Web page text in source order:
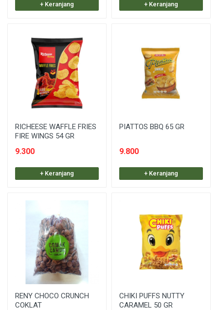
+ Keranjang + Keranjang
RICHEESE WAFFLE FRIES
FIRE WINGS 54 GR
9.300
+ Keranjang
PIATTOS BBQ 65 GR
9.800
+ Keranjang
RENY CHOCO CRUNCH
COKLAT
CHIKI PUFFS NUTTY
CARAMEL 50 GR